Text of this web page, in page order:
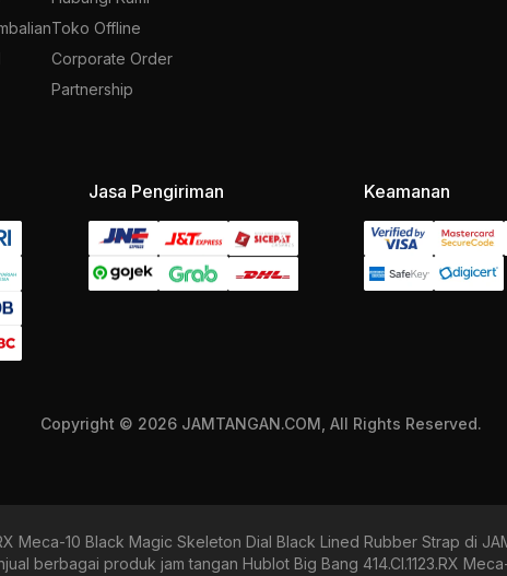
Toko Offline
Corporate Order
Partnership
Jasa Pengiriman Keamanan
Copyright © 2026 JAMTANGAN.COM, All Rights Reserved.
Meca-10 Black Magic Skeleton Dial Black Lined Rubber Strap di
berbagai produk jam tangan Hublot Big Bang 414.CI.1123.RX